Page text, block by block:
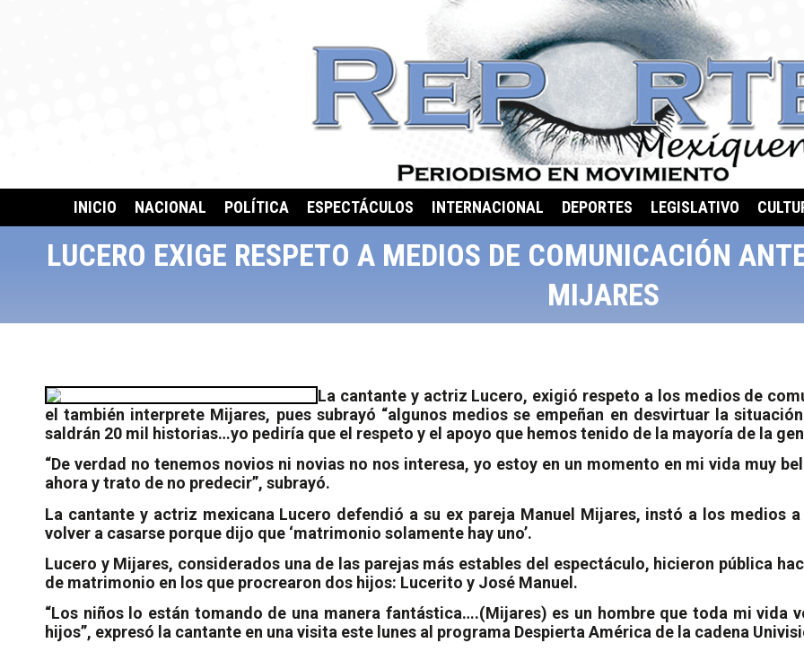
INICIO NACIONAL POLÍTICA ESPECTÁCULOS INTERNACIONAL DEPORTES LEGISLATIVO
LUCERO EXIGE RESPETO A MEDIOS DE COMUNICACIÓN
MIJARES
La cantante y actriz Lucero, exigió respeto a los medios de
el también interprete Mijares, pues subrayó “algunos medios se empeñan en desvirtuar la
saldrán 20 mil historias…yo pediría que el respeto y el apoyo que hemos tenido de la mayoría de la
“De verdad no tenemos novios ni novias no nos interesa, yo estoy en un momento en mi vida muy
ahora y trato de no predecir”, subrayó.
La cantante y actriz mexicana Lucero defendió a su ex pareja Manuel Mijares, instó a los medios
volver a casarse porque dijo que ‘matrimonio solamente hay uno’.
Lucero y Mijares, considerados una de las parejas más estables del espectáculo, hicieron pública
de matrimonio en los que procrearon dos hijos: Lucerito y José Manuel.
“Los niños lo están tomando de una manera fantástica….(Mijares) es un hombre que toda mi vida
hijos”, expresó la cantante en una visita este lunes al programa Despierta América de la cadena